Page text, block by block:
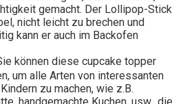
gemacht. Der Lollipop-Stick
nicht leicht zu brechen und
kann er auch im Backofen
können diese cupcake topper
um alle Arten von interessanten
zu machen, wie z.B.